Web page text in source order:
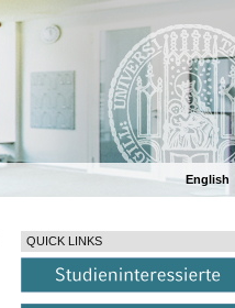
English
QUICK LINKS